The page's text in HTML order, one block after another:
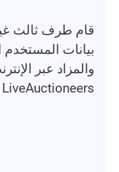
قام طرف ثالث
بيانات المستخدم
والمزاد عبر
LiveAuctioneers في بيان.